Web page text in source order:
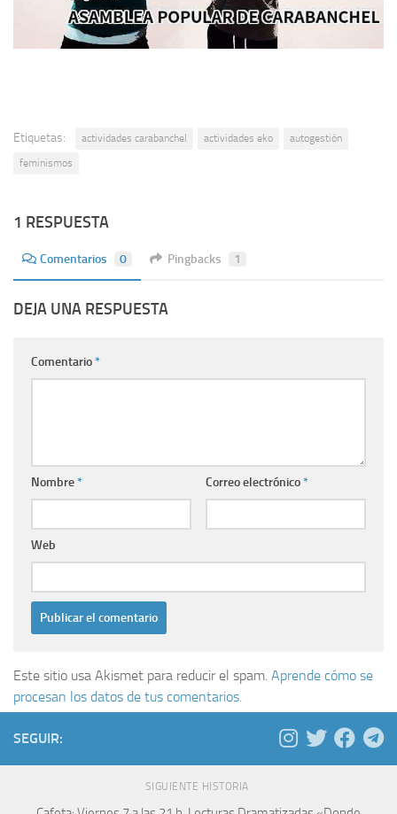
Etiquetas: actividades carabanchel actividades eko
autogestión
feminismos
1 RESPUESTA
Comentarios 0 Pingbacks 1
DEJA UNA RESPUESTA
Comentario*
Nombre* Correo electrónico*
Web
Este sitio usa Akismet para reducir el spam. Aprende cómo se
procesan los datos de tus comentarios.
SEGUIR:
SIGUIENTE HISTORIA